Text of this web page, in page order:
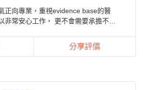
正向專業，重視evidence base的醫
非常安心工作， 更不會需要承擔不願
分享評價